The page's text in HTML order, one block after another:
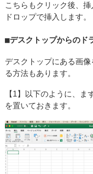
こちらもクリック後、
ドロップで挿入します。
デスクトップからのド
デスクトップにある画
る方法もあります。
【1】以下のように、
を置いておきます。